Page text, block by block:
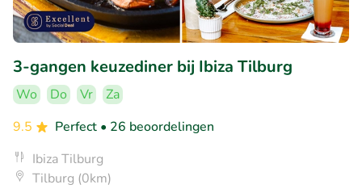
3-gangen keuzediner bij Ibiza Tilburg
Wo Do Vr
Za
9.5
Perfect • 26 beoordelingen
Ibiza Tilburg
Tilburg (0km)